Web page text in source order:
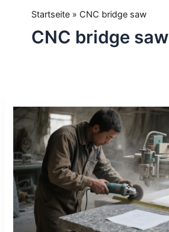
Anwendungen
Blog
Arabic
Polish
Hindi
Startseite» CNC bridge saw
CNC bridge saw
Manual
Cutting
CNC
Automation:
A
Small
Stone
Workshop’s